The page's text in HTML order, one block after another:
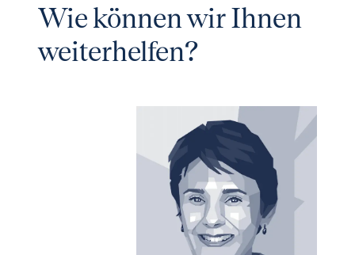
Wie können wir Ihnen
weiterhelfen?